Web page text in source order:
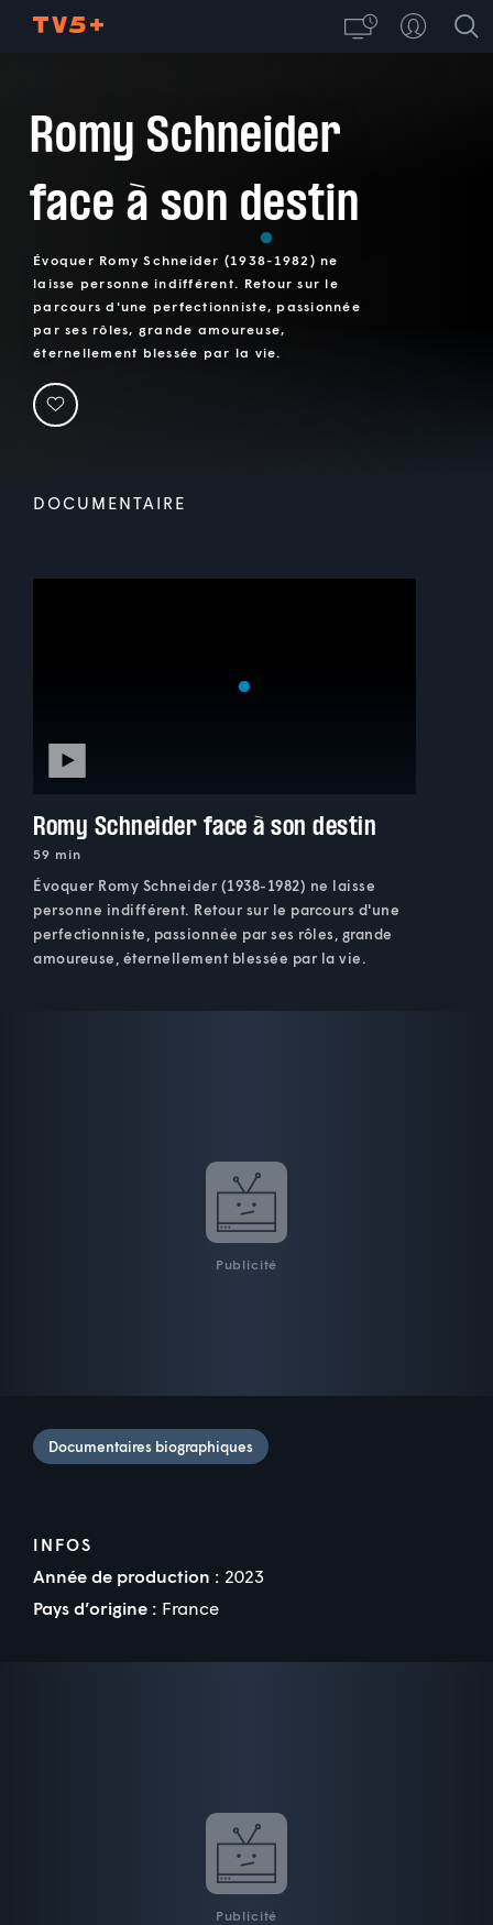
Romy Schneider
face à son destin
Évoquer Romy Schneider (1938-1982) ne
laisse personne indifférent. Retour sur le
parcours d'une perfectionniste, passionnée
par ses rôles, grande amoureuse,
éternellement blessée par la vie.
DOCUMENTAIRE
Romy Schneider face à son destin
59 min
Évoquer Romy Schneider (1938-1982) ne laisse
personne indifférent. Retour sur le parcours d'une
perfectionniste, passionnée par ses rôles, grande
amoureuse, éternellement blessée par la vie.
Publicité
Documentaires biographiques
INFOS
Année de production : 2023
Pays d’origine : France
Publicité